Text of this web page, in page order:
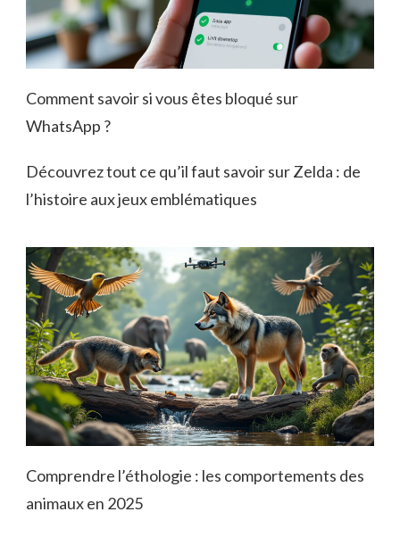
Comment savoir si vous êtes bloqué sur
WhatsApp ?
Découvrez tout ce qu’il faut savoir sur Zelda : de
l’histoire aux jeux emblématiques
Comprendre l’éthologie : les comportements des
animaux en 2025